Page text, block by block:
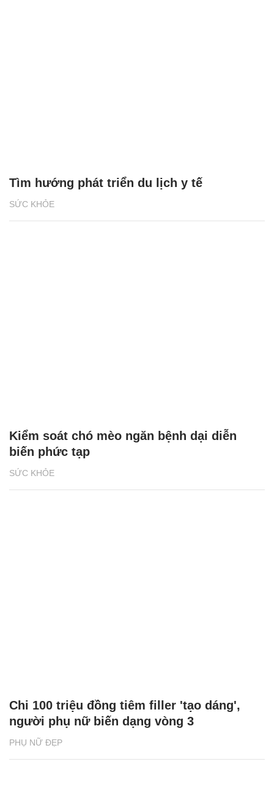
SỨC KHỎE
Tìm hướng phát triển du lịch y tế
SỨC KHỎE
Kiểm soát chó mèo ngăn bệnh dại diễn
biến phức tạp
PHỤ NỮ ĐẸP
Chi 100 triệu đồng tiêm filler 'tạo dáng',
người phụ nữ biến dạng vòng 3